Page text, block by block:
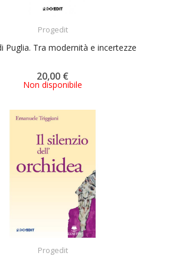
Progedit
Puglia. Tra modernità e incertezze
20,00 €
Non disponibile
Progedit